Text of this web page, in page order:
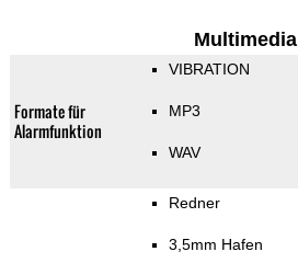
Multimedia
Formate für
Alarmfunktion
VIBRATION
MP3
WAV
Redner
3,5mm Hafen